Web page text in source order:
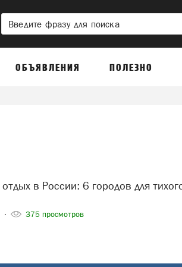
ОБЪЯВЛЕНИЯ ПОЛЕЗНО
375 просмотров